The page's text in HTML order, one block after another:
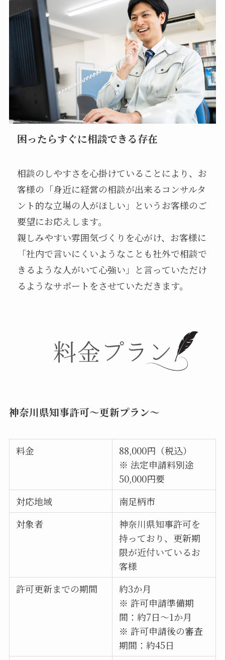
困ったらすぐに相談できる存在
相談のしやすさを心掛けていることにより、お
客様の「身近に経営の相談が出来るコンサルタ
ント的な立場の人がほしい」というお客様のご
要望にお応えします。
親しみやすい雰囲気づくりを心がけ、お客様に
「社内で言いにくいようなことも社外で相談で
きるような人がいて心強い」と言っていただけ
るようなサポートをさせていただきます。
神奈川県知事許可～更新プラン～
料金
88,000円（税込）
※ 法定申請料別途
50,000円要
対応地域
南足柄市
対象者
神奈川県知事許可を
持っており、更新期
限が近付いているお
客様
許可更新までの期間
約3か月
※ 許可申請準備期
間：約7日～1か月
※ 許可申請後の審査
期間：約45日